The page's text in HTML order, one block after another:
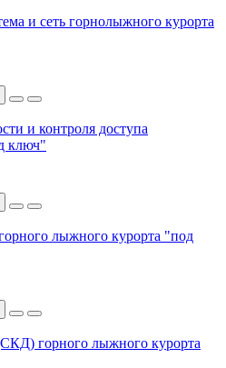
и сеть горнолыжного курорта
и контроля доступа
ключ"
лыжного курорта "под
горного лыжного курорта